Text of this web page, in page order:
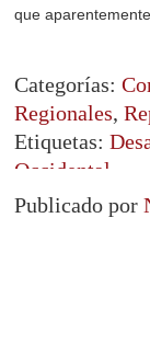
que
Categorías:
Regionales,
Etiquetas:
Occidental
Publicado por